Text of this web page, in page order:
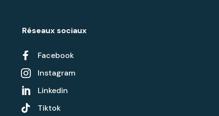
Réseaux sociaux
 Facebook
 Instagram

Linkedin

Tiktok